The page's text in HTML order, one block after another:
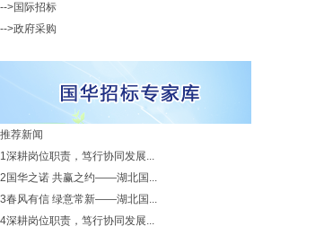
-->国际招标
-->政府采购
推荐新闻
1深耕岗位职责，笃行协同发展...
2 国华之诺 共赢之约——湖北国...
3春风有信 绿意常新——湖北国...
4深耕岗位职责，笃行协同发展...